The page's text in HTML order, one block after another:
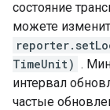
состояние
можете
TimeUnit) .
интервал
частые